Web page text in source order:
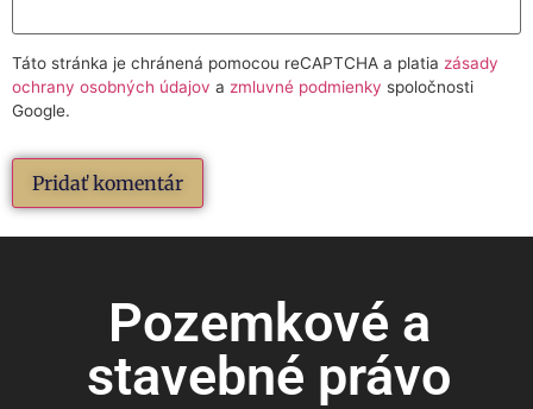
Táto stránka je chránená pomocou reCAPTCHA a platia zásady
ochrany osobných údajov a zmluvné podmienky spoločnosti
Google.
Pozemkové a
stavebné právo